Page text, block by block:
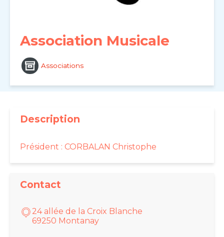
Association Musicale
Associations
Description
Président : CORBALAN Christophe
Contact
24 allée de la Croix Blanche
69250 Montanay